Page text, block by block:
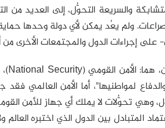
والسريعة التحوُّل، إلى العديد
ولم يعُد يمكن لأي دولة وحدها
إجراءات الدول والمجتمعات الأخرى
لمواطنيها"، أما الأمن العالمي
وهي تحوُّلات لا يملك أي جهاز للأمن
المتبادل بين الدول الذي اختبره